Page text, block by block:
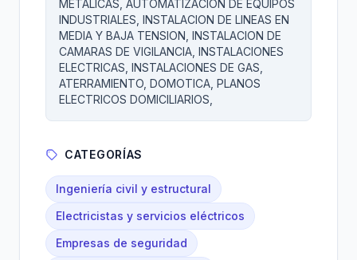
METALICAS, AUTOMATIZACION DE EQUIPOS
INDUSTRIALES, INSTALACION DE LINEAS EN
MEDIA Y BAJA TENSION, INSTALACION DE
CAMARAS DE VIGILANCIA, INSTALACIONES
ELECTRICAS, INSTALACIONES DE GAS,
ATERRAMIENTO, DOMOTICA, PLANOS
ELECTRICOS DOMICILIARIOS,
CATEGORÍAS
Ingeniería civil y estructural
Electricistas y servicios eléctricos
Empresas de seguridad